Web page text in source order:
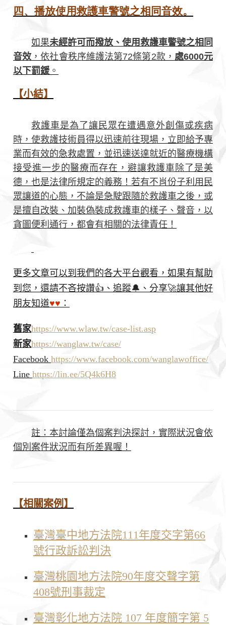
四、播放使用救護車警號之相同音效。
如果未經許可而撥放、使用救護車警號之相同
音效 ，依社會秩序維護法第72條第2款， 處6000元
以下罰鍰 。
【小結】
救護車是為了讓民眾在遭遇意外創傷或疾病
時，使救護技術員得以迅速前往現場，立即給予專
業而有效的急救處置，並迅速送達就近的醫療機構
接受進一步的醫療而存在，避讓救護車除了是美
德，也是法律所規定的義務！若有不肖份子利用民
眾讓道的心態，不論是急駛跟隨於救護車之後，或
是擅自改裝、加裝偽裝成救護車的樣子、聲音，以
貪圖便利通行，都會有相關的法律責任！
更多文章可以到我們的各大平台觀看，如果有幫助
到您，還請不吝按讚👍、追蹤🔔、分享🚀讓其他好
朋友知道♥♥ ：
舊家https://www.wlaw.tw/case-list.asp
新家https://wanglaw.tw/case/
Facebook https://www.facebook.com/wanglawoffice/
Line https://lin.ee/5Q4k6H8
註：本討論僅為個案判決探討，實際狀況會依
個別案件狀況而有所差異喔！
【相關案例】
臺灣臺中地方法院111年度交字第66
號行政訴訟判決
臺灣桃園地方法院90年度交聲字第
408號刑事裁定
臺灣彰化地方法院 107 年度簡字第 5